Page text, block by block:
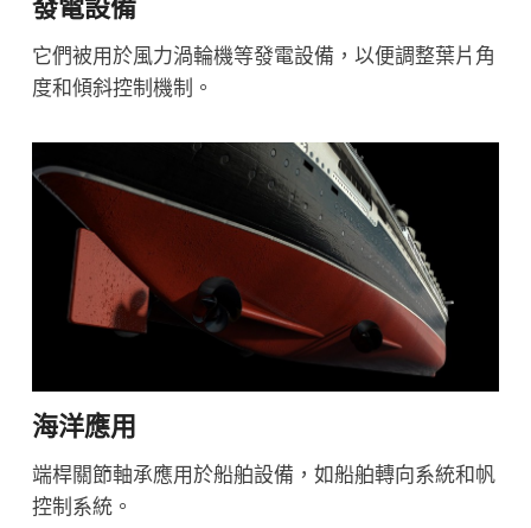
發電設備
它們被用於風力渦輪機等發電設備，以便調整葉片角
度和傾斜控制機制。
海洋應用
端桿關節軸承應用於船舶設備，如船舶轉向系統和帆
控制系統。